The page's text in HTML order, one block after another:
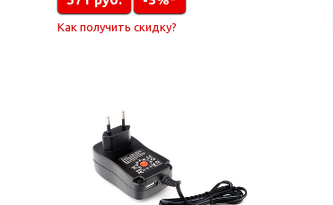
Как получить скидку?